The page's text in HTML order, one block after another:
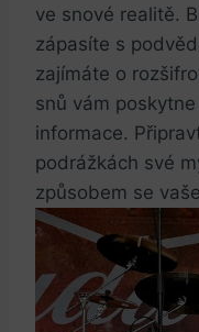
ve snové realitě.
zápasíte s
zajímáte o
snů vám
informace.
podrážkách své
způsobem se